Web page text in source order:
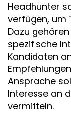
Headhunter
verfügen, um
Dazu
spezifische
Kandidaten
Ansprache
Interesse an
vermitteln.